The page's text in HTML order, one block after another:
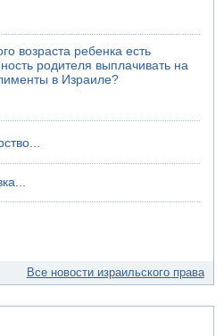
возраста ребенка есть
родителя выплачивать на
в Израиле?
Все новости израильского права